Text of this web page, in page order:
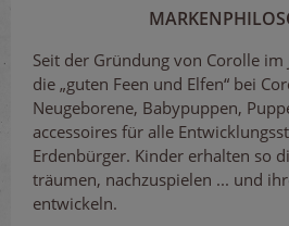
Seit der Gründung von Corolle
die „guten Feen und Elfen“ bei
Neugeborene, Babypuppen,
accessoires für alle
Erdenbürger. Kinder erhalten so
träumen, nachzuspielen ... und
entwickeln.